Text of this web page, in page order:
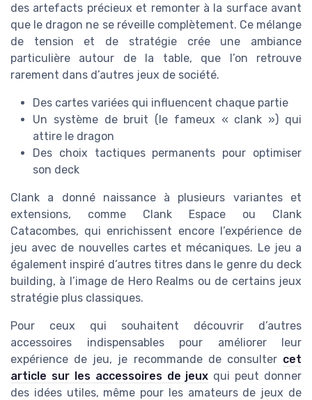
des artefacts précieux et remonter à la surface avant
que le dragon ne se réveille complètement. Ce mélange
de tension et de stratégie crée une ambiance
particulière autour de la table, que l’on retrouve
rarement dans d’autres jeux de société.
Des cartes variées qui influencent chaque partie
Un système de bruit (le fameux « clank ») qui
attire le dragon
Des choix tactiques permanents pour optimiser
son deck
Clank a donné naissance à plusieurs variantes et
extensions, comme Clank Espace ou Clank
Catacombes, qui enrichissent encore l’expérience de
jeu avec de nouvelles cartes et mécaniques. Le jeu a
également inspiré d’autres titres dans le genre du deck
building, à l’image de Hero Realms ou de certains jeux
stratégie plus classiques.
Pour ceux qui souhaitent découvrir d’autres
accessoires indispensables pour améliorer leur
expérience de jeu, je recommande de consulter cet
article sur les accessoires de jeux qui peut donner
des idées utiles, même pour les amateurs de jeux de